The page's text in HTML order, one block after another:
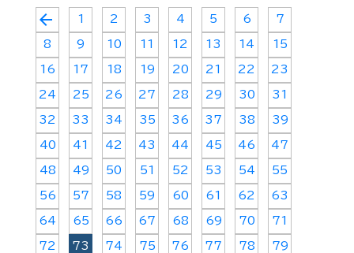
arrow_back 1 2 3 4 5 6 7
8 9 10 11 12 13 14 15
16 17 18 19 20 21 22 23
24 25 26 27 28 29 30 31
32 33 34 35 36 37 38 39
40 41 42 43 44 45 46 47
48 49 50 51 52 53 54 55
56 57 58 59 60 61 62 63
64 65 66 67 68 69 70 71
72 73 74 75 76 77 78 79